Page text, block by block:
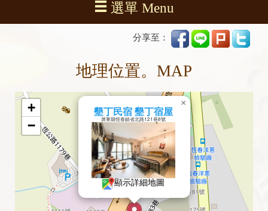
選單 Menu
分享至：
地理位置。MAP
墾丁民宿 墾丁宿屋
屏東縣恆春鎮省北路121巷8號
顯示詳細地圖
×
+
−